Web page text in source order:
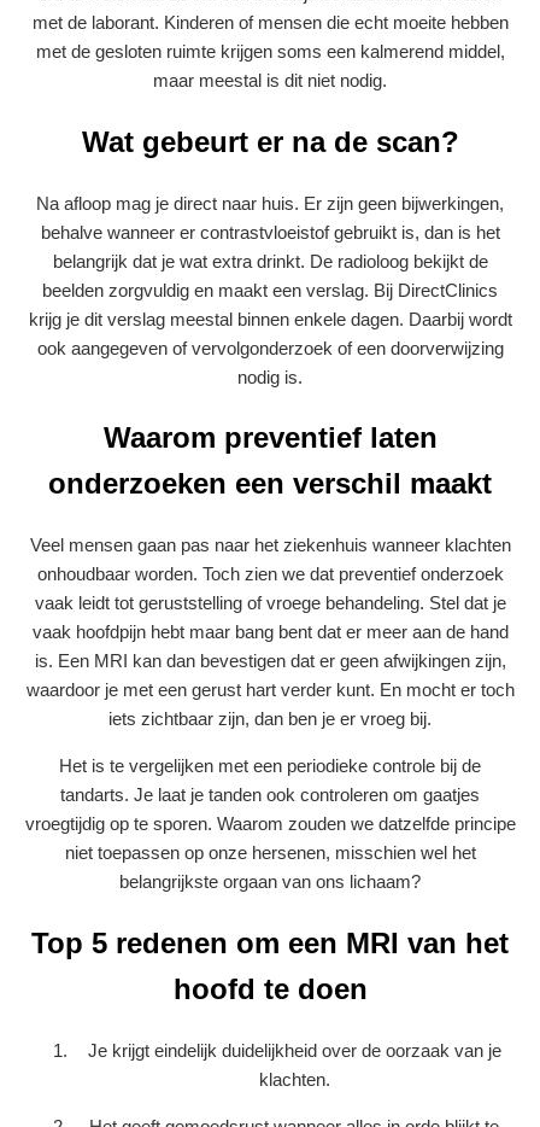
met de laborant. Kinderen of mensen die echt moeite hebben
met de gesloten ruimte krijgen soms een kalmerend middel,
maar meestal is dit niet nodig.
Wat gebeurt er na de scan?
Na afloop mag je direct naar huis. Er zijn geen bijwerkingen,
behalve wanneer er contrastvloeistof gebruikt is, dan is het
belangrijk dat je wat extra drinkt. De radioloog bekijkt de
beelden zorgvuldig en maakt een verslag. Bij DirectClinics
krijg je dit verslag meestal binnen enkele dagen. Daarbij wordt
ook aangegeven of vervolgonderzoek of een doorverwijzing
nodig is.
Waarom preventief laten
onderzoeken een verschil maakt
Veel mensen gaan pas naar het ziekenhuis wanneer klachten
onhoudbaar worden. Toch zien we dat preventief onderzoek
vaak leidt tot geruststelling of vroege behandeling. Stel dat je
vaak hoofdpijn hebt maar bang bent dat er meer aan de hand
is. Een MRI kan dan bevestigen dat er geen afwijkingen zijn,
waardoor je met een gerust hart verder kunt. En mocht er toch
iets zichtbaar zijn, dan ben je er vroeg bij.
Het is te vergelijken met een periodieke controle bij de
tandarts. Je laat je tanden ook controleren om gaatjes
vroegtijdig op te sporen. Waarom zouden we datzelfde principe
niet toepassen op onze hersenen, misschien wel het
belangrijkste orgaan van ons lichaam?
Top 5 redenen om een MRI van het
hoofd te doen
Je krijgt eindelijk duidelijkheid over de oorzaak van je
klachten.